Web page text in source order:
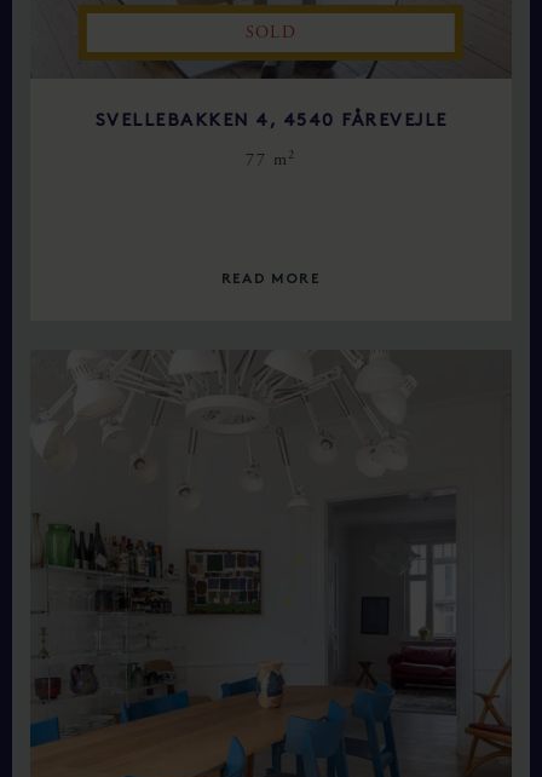
SOLD
SVELLEBAKKEN 4, 4540 FÅREVEJLE
77 m 2
READ MORE